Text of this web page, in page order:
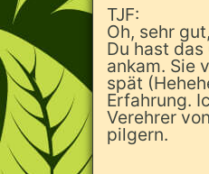
TJF:
Oh, sehr
Du hast
ankam. Sie
spät
Erfahrung.
Verehrer
pilgern.